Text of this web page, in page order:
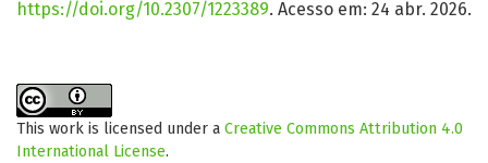
https://doi.org/10.2307/1223389. Acesso em: 24 abr. 2026.
This work is licensed under a Creative Commons Attribution 4.0
International License.